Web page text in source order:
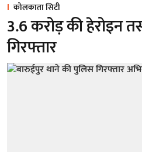
कोलकाता सिटी
3.6 करोड़ की हेरोइन
गिरफ्तार